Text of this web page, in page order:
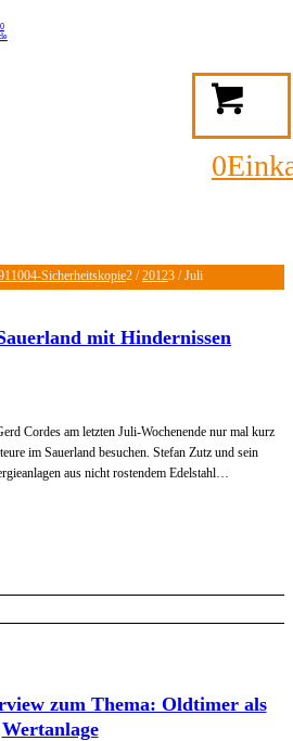
0
Sicherheitskopie2 / 20123 / Juli
mit Hindernissen
Cordes am letzten Juli-Wochenende nur mal kurz
im Sauerland besuchen. Stefan Zutz und sein
aus nicht rostendem Edelstahl…
zum Thema: Oldtimer als
Wertanlage